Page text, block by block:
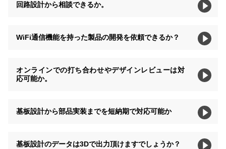
回路設計から相談できるか。
WiFi通信機能を持った製品の開発を依頼できるか？
オンラインでの打ち合わせやデザインレビューは対
応可能か。
基板設計から部品実装までを短納期で対応可能か
基板設計のデータは3Dで出力頂けますでしょうか？